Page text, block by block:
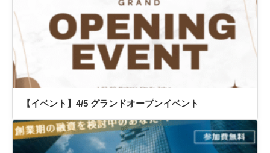
【イベント】4/5 グランドオープンイベント